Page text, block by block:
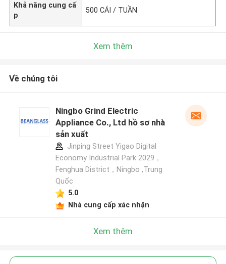
Khả năng cung cấ
p
500 CÁI / TUẦN
Xem thêm
Về chúng tôi
Ningbo Grind Electric
Appliance Co., Ltd hồ sơ nhà
sản xuất
Jinping Street Yigao Digital
Economy Industrial Park 2029，
Fenghua District，Ningbo ,Trung
Quốc
5.0
Nhà cung cấp xác nhận
Xem thêm